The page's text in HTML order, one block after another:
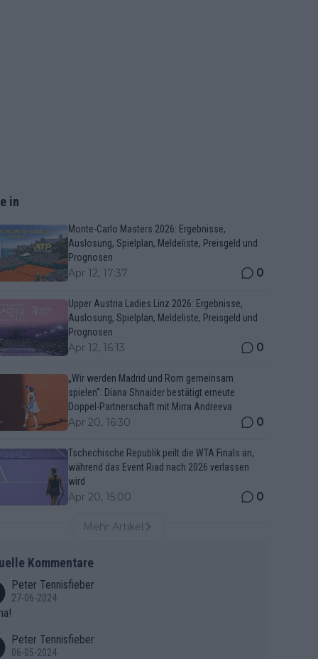
in
Monte-Carlo Masters 2026: Ergebnisse,
Auslosung, Spielplan, Meldeliste, Preisgeld und
Prognosen
Apr 12, 17:37 0
Upper Austria Ladies Linz 2026: Ergebnisse,
Auslosung, Spielplan, Meldeliste, Preisgeld und
Prognosen
Apr 12, 16:13 0
„Wir werden Madrid und Rom gemeinsam
spielen“: Diana Shnaider bestätigt erneute
Doppel-Partnerschaft mit Mirra Andreeva
Apr 20, 16:30 0
Tschechische Republik peilt die WTA Finals an,
während das Event Riad nach 2026 verlassen
wird
Apr 20, 15:00 0
Mehr Artikel
Kommentare
Peter Tennisfieber
27-06-2024
Peter Tennisfieber
06-05-2024